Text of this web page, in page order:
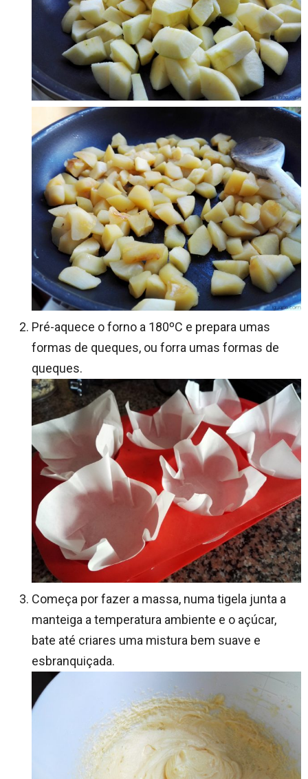
Pré-aquece o forno a 180ºC e prepara umas
formas de queques, ou forra umas formas de
queques.
Começa por fazer a massa, numa tigela junta a
manteiga a temperatura ambiente e o açúcar,
bate até criares uma mistura bem suave e
esbranquiçada.